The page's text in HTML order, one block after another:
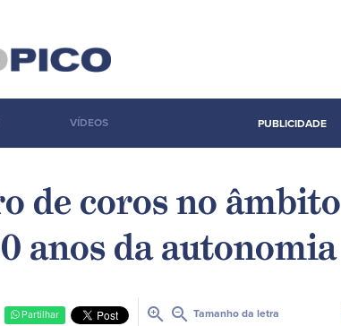
VÍDEOS PUBLICIDADE
de coros no âmbito
anos da autonomia
Partilhar zoom_in zoom_out Tamanho da letra